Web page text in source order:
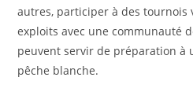
autres, participer à des
exploits avec une communauté
peuvent servir de préparation à
pêche blanche.